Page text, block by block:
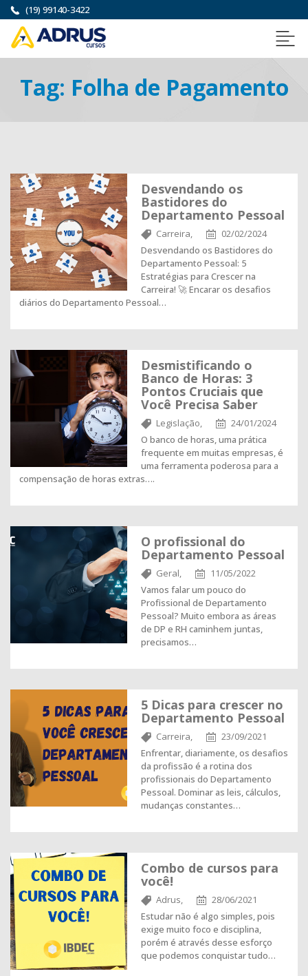
(19) 99140-3422
Tag: Folha de Pagamento
Desvendando os
Bastidores do
Departamento Pessoal
Carreira,
02/02/2024
Desvendando os Bastidores do
Departamento Pessoal: 5
Estratégias para Crescer na
Carreira! 🚀 Encarar os desafios
diários do Departamento Pessoal…
Desmistificando o
Banco de Horas: 3
Pontos Cruciais que
Você Precisa Saber
Legislação,
24/01/2024
O banco de horas, uma prática
frequente em muitas empresas, é
uma ferramenta poderosa para a
compensação de horas extras….
O profissional do
Departamento Pessoal
Geral,
11/05/2022
Vamos falar um pouco do
Profissional de Departamento
Pessoal? Muito embora as áreas
de DP e RH caminhem juntas,
precisamos…
5 Dicas para crescer no
Departamento Pessoal
Carreira,
23/09/2021
Enfrentar, diariamente, os desafios
da profissão é a rotina dos
profissionais do Departamento
Pessoal. Dominar as leis, cálculos,
mudanças constantes…
Combo de cursos para
você!
Adrus,
28/06/2021
Estudar não é algo simples, pois
exige muito foco e disciplina,
porém é através desse esforço
que podemos conquistar tudo…